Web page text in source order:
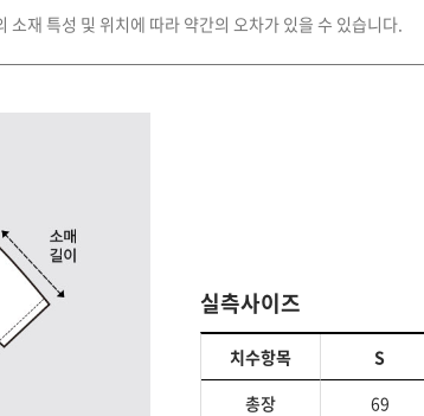
소재 특성 및 위치에 따라 약간의 오차가 있을 수 있습니다.
실측사이즈
치수항목 S
총장
69